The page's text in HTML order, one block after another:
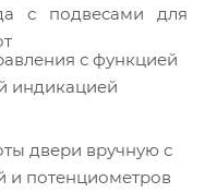
с функцией
индикацией
двери вручную с
потенциометров